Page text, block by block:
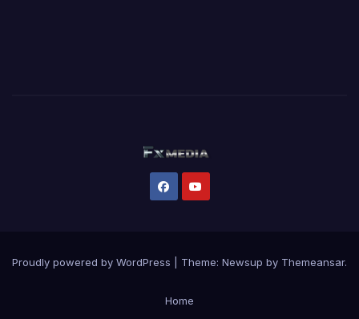
Proudly powered by WordPress Theme: Newsup by Themeansar.
Home